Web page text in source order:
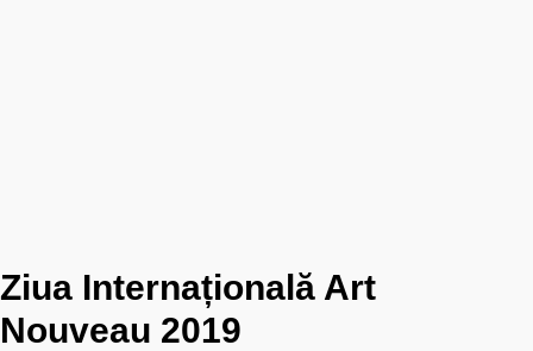
Ziua Internațională Art
Nouveau 2019